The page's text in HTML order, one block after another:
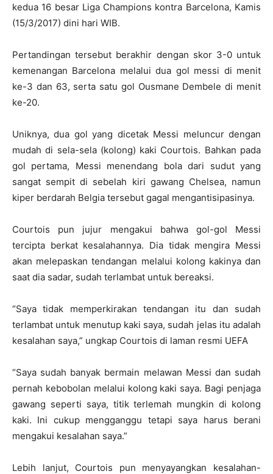
kedua 16 besar Liga Champions kontra Barcelona, Kamis
(15/3/2017) dini hari WIB.
Pertandingan tersebut berakhir dengan skor 3-0 untuk
kemenangan Barcelona melalui dua gol messi di menit
ke-3 dan 63, serta satu gol Ousmane Dembele di menit
ke-20.
Uniknya, dua gol yang dicetak Messi meluncur dengan
mudah di sela-sela (kolong) kaki Courtois. Bahkan pada
gol pertama, Messi menendang bola dari sudut yang
sangat sempit di sebelah kiri gawang Chelsea, namun
kiper berdarah Belgia tersebut gagal mengantisipasinya.
Courtois pun jujur mengakui bahwa gol-gol Messi
tercipta berkat kesalahannya. Dia tidak mengira Messi
akan melepaskan tendangan melalui kolong kakinya dan
saat dia sadar, sudah terlambat untuk bereaksi.
“Saya tidak memperkirakan tendangan itu dan sudah
terlambat untuk menutup kaki saya, sudah jelas itu adalah
kesalahan saya,” ungkap Courtois di laman resmi UEFA
“Saya sudah banyak bermain melawan Messi dan sudah
pernah kebobolan melalui kolong kaki saya. Bagi penjaga
gawang seperti saya, titik terlemah mungkin di kolong
kaki. Ini cukup mengganggu tetapi saya harus berani
mengakui kesalahan saya.”
Lebih lanjut, Courtois pun menyayangkan kesalahan-